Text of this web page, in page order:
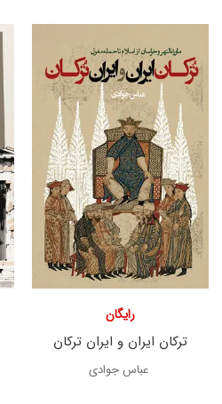
ترکان ایران و ایران ترکان
رایگان
عباس جوادی